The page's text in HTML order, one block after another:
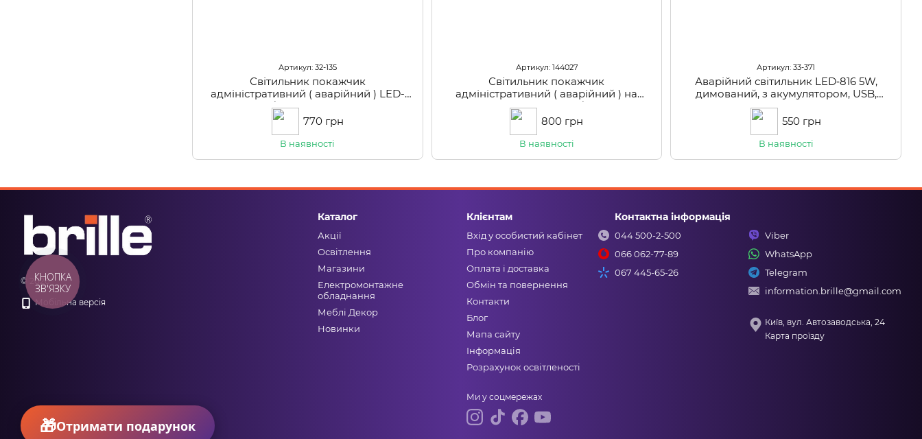
Артикул: 32-135
Світильник покажчик
адміністративний ( аварійний ) LED-
805/1W "No smoking"
770 грн
В наявності
Артикул: 144027
Світильник покажчик
адміністративний ( аварійний ) на
акумуляторі EM/751
800 грн
В наявності
Артикул: 33-371
Аварійний світильник LED‑816 5W,
димований, з акумулятором, USB,
Type‑C, від павербанку
550 грн
В наявності
© 2026
Мобільна версія
Каталог
Акції
Освітлення
Магазини
Електромонтажне
обладнання
Меблі Декор
Новинки
Клієнтам
Вхід у особистий кабінет
Про компанію
Оплата і доставка
Обмін та повернення
Контакти
Блог
Мапа сайту
Інформація
Розрахунок освітленості
Ми у соцмережах
Контактна інформація
044 500-2-500
066 062-77-89
067 445-65-26
Viber
WhatsApp
Telegram
information.brille@gmail.com
Київ, вул. Автозаводська, 24
Карта проїзду
КНОПКА
ЗВ'ЯЗКУ
Отримати подарунок